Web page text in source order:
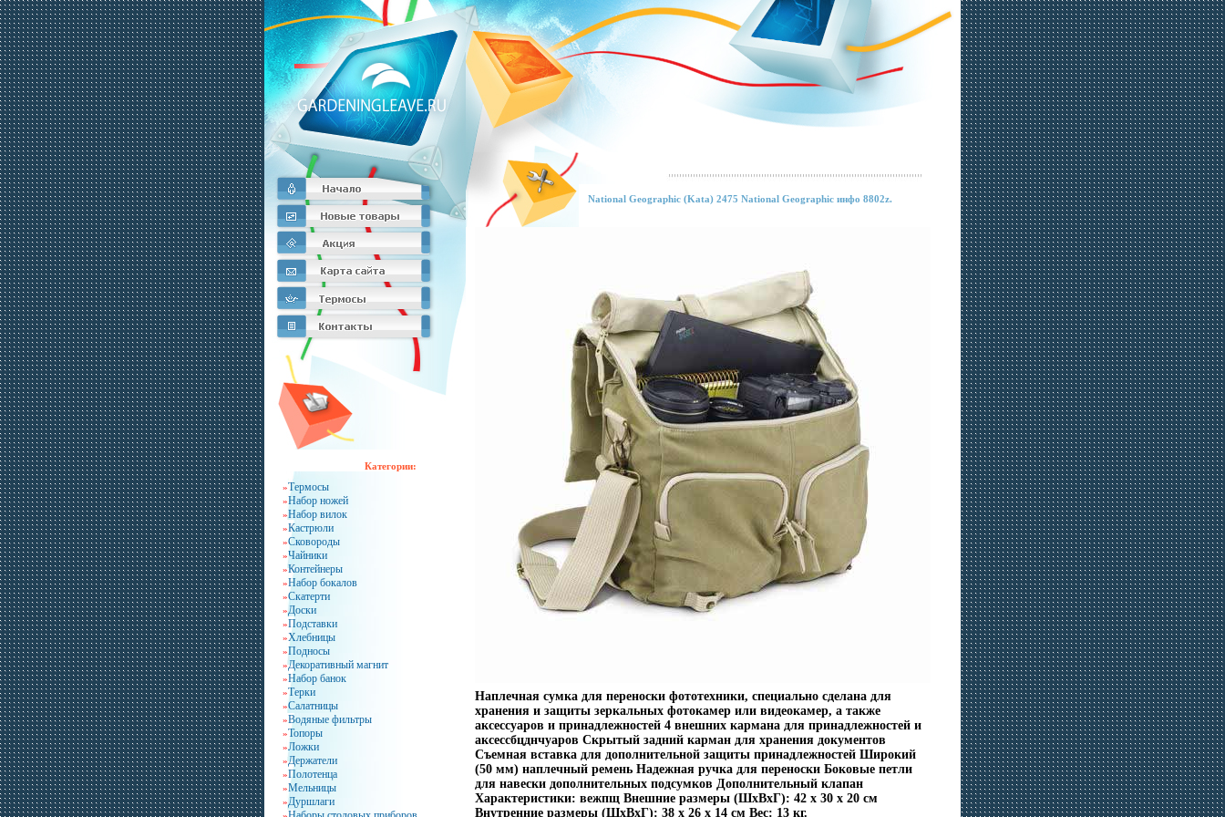
Категории:
»Термосы
»Набор ножей
»Набор вилок
»Кастрюли
»Сковороды
»Чайники
»Контейнеры
»Набор бокалов
»Скатерти
»Доски
»Подставки
»Хлебницы
»Подносы
»Декоративный магнит
»Набор банок
»Терки
»Салатницы
»Водяные фильтры
»Топоры
»Ложки
»Держатели
»Полотенца
»Мельницы
»Дуршлаги
National Geographic (Kata) 2475 National Geographic инфо 8802z.
Наплечная сумка для переноски фототехники, специально сделана для
хранения и защиты зеркальных фотокамер или видеокамер, а также
аксессуаров и принадлежностей 4 внешних кармана для принадлежностей и
аксессбцднчуаров Скрытый задний карман для хранения документов
Съемная вставка для дополнительной защиты принадлежностей Широкий
(50 мм) наплечный ремень Надежная ручка для переноски Боковые петли
для навески дополнительных подсумков Дополнительный клапан
Характеристики: вежпщ Внешние размеры (ШхВхГ): 42 х 30 х 20 см
Внутренние размеры (ШхВхГ): 38 х 26 х 14 см Вес: 13 кг.